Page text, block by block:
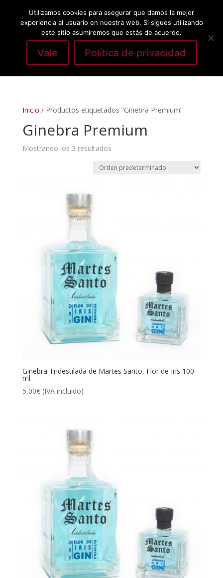
Seleccionar página
Inicio / Productos etiquetados “Ginebra Premium”
Ginebra Premium
Mostrando los 3 resultados
Ginebra Tridestilada de Martes Santo, Flor de Iris 100
ml.
5,00€ (IVA incluido)
Utilizamos cookies para asegurar que damos la mejor
experiencia al usuario en nuestra web. Si sigues utilizando
este sitio asumiremos que estás de acuerdo.
Vale Política de privacidad